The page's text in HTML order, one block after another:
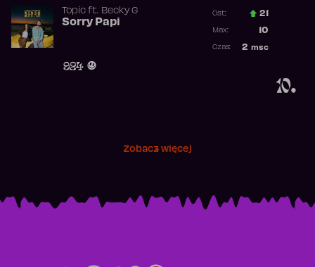
10.
Topicft. Becky G
Sorry Papi
924
Ost.: 21
10
Max:
2 msc
Czas:
Zobacz więcej